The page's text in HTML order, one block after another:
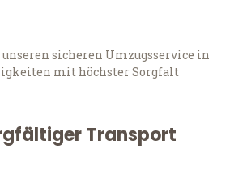
unseren sicheren Umzugsservice in
mit höchster Sorgfalt
Transport